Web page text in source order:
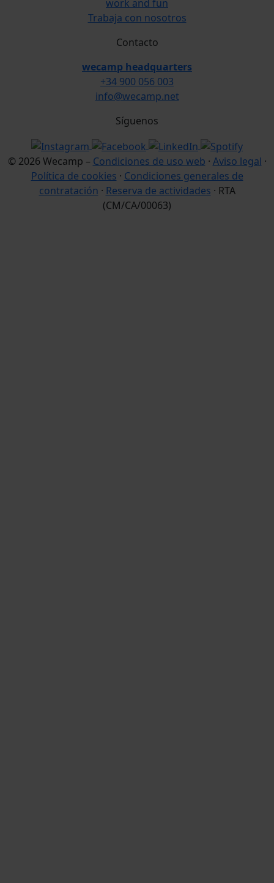
work and fun
Trabaja con nosotros
Contacto
wecamp headquarters
+34 900 056 003
info@wecamp.net
Síguenos
© 2026 Wecamp – Condiciones de uso web · Aviso legal ·
Política de cookies · Condiciones generales de
contratación · Reserva de actividades · RTA
(CM/CA/00063)